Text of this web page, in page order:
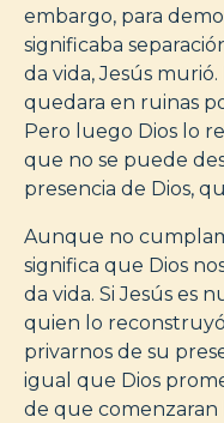
embargo, para
significaba
da vida, Jesús
quedara en ruinas
Pero luego Dios lo
que no se puede
presencia de Dios,
Aunque no
significa que Dios
da vida. Si Jesús es
quien lo
privarnos de su
igual que Dios
de que comenzaran